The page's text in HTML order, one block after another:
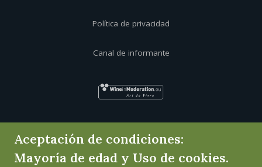
Política de privacidad
Canal de informante
Aceptación de condiciones:
Mayoría de edad y Uso de cookies.